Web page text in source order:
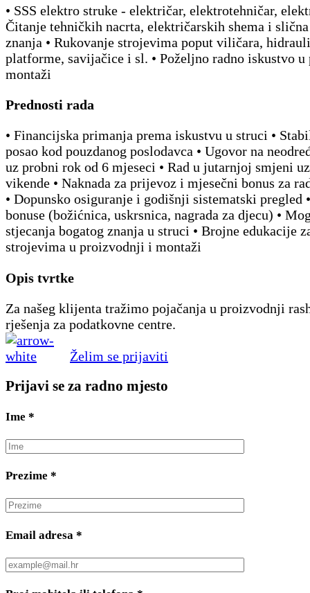
• SSS elektro struke - električar, elektrotehničar,
Čitanje tehničkih nacrta, električarskih shema i
znanja • Rukovanje strojevima poput viličara,
platforme, savijačice i sl. • Poželjno radno iskustvo
montaži
Prednosti rada
• Financijska primanja prema iskustvu u struci •
posao kod pouzdanog poslodavca • Ugovor na
uz probni rok od 6 mjeseci • Rad u jutarnjoj smjeni
vikende • Naknada za prijevoz i mjesečni bonus za
• Dopunsko osiguranje i godišnji sistematski pregled
bonuse (božićnica, uskrsnica, nagrada za djecu) •
stjecanja bogatog znanja u struci • Brojne edukacije
strojevima u proizvodnji i montaži
Opis tvrtke
Za našeg klijenta tražimo pojačanja u proizvodnji
rješenja za podatkovne centre.
Želim se prijaviti
Prijavi se za radno mjesto
Ime *
Prezime *
Email adresa *